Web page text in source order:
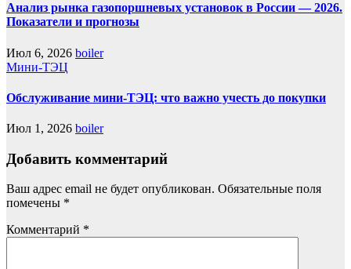
Анализ рынка газопоршневых установок в России — 2026.
Показатели и прогнозы
Июл 6, 2026 boiler
Мини-ТЭЦ
Обслуживание мини-ТЭЦ: что важно учесть до покупки
Июл 1, 2026 boiler
Добавить комментарий
Ваш адрес email не будет опубликован. Обязательные поля
помечены *
Комментарий *